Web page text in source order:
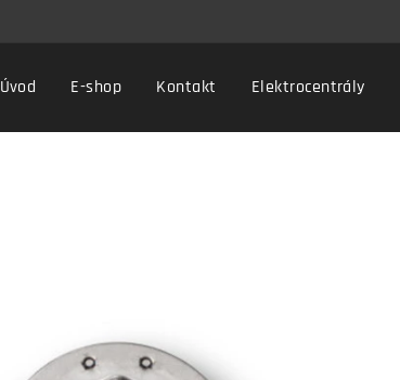
Úvod E-shop Kontakt Elektrocentrály